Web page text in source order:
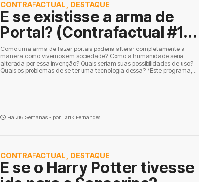
CONTRAFACTUAL DESTAQUE
E se existisse a arma de
Portal? (Contrafactual #1...
Como uma arma de fazer portais poderia alterar completamente a
maneira como vivemos em sociedade? Como a humanidade seria
alterada por essa invenção? Quais seriam suas possibilidades de uso?
Quais os problemas de se ter uma tecnologia dessa? *Este programa,...
Há 316 Semanas - por Tarik Fernandes
CONTRAFACTUAL DESTAQUE
E se o Harry Potter tivesse